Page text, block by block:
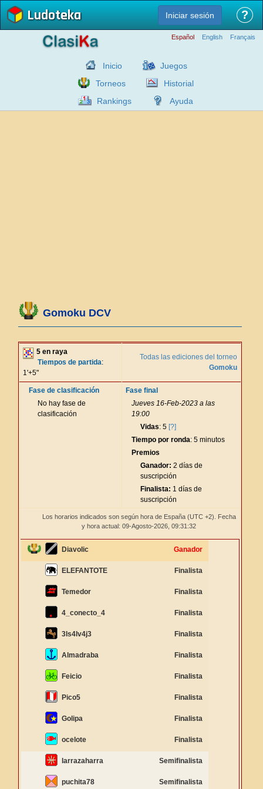
Ludoteka Iniciar sesión ?
Español English Français
Inicio
Juegos
Torneos
Historial
Rankings
Ayuda
Gomoku DCV
5 en raya
Tiempos de partida:
1'+5"
Todas las ediciones del torneo
Gomoku
Fase de clasificación
No hay fase de
clasificación
Fase final
Jueves 16-Feb-2023 a las
19:00
Vidas: 5 [?]
Tiempo por ronda: 5 minutos
Premios
Ganador: 2 días de
suscripción
Finalista: 1 días de
suscripción
Los horarios indicados son según hora de España (UTC +2). Fecha
y hora actual: 09-Agosto-2026, 09:31:32
Diavolic Ganador
ELEFANTOTE Finalista
Temedor Finalista
4_conecto_4 Finalista
3ls4lv4j3 Finalista
Almadraba Finalista
Feicio Finalista
Pico5 Finalista
Golipa Finalista
ocelote Finalista
larrazaharra Semifinalista
puchita78 Semifinalista